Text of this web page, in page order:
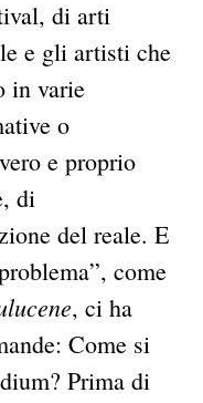
di arti
e gli artisti che
in varie
o
e proprio
di
del reale. E
come
, ci ha
Come si
Prima di